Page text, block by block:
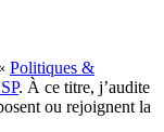
Politiques &
. À ce titre, j’audite
ou rejoignent la